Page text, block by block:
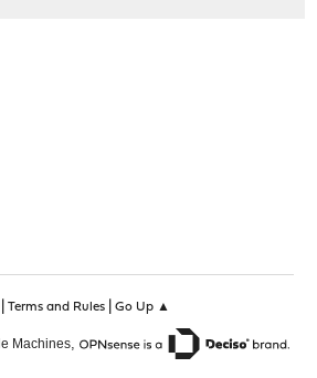
Terms and Rules| Go Up ▲
Machines,